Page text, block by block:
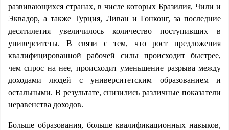
развивающихся странах, в числе которых Бразилия, Чили и
Эквадор, а также Турция, Ливан и Гонконг, за последние
десятилетия увеличилось количество поступивших в
университеты. В связи с тем, что рост предложения
квалифицированной рабочей силы происходит быстрее,
чем спрос на нее, происходит уменьшение разрыва между
доходами людей с университетским образованием и
остальными. В результате, снизились различные показатели
неравенства доходов.
Больше образования, больше квалификационных навыков,